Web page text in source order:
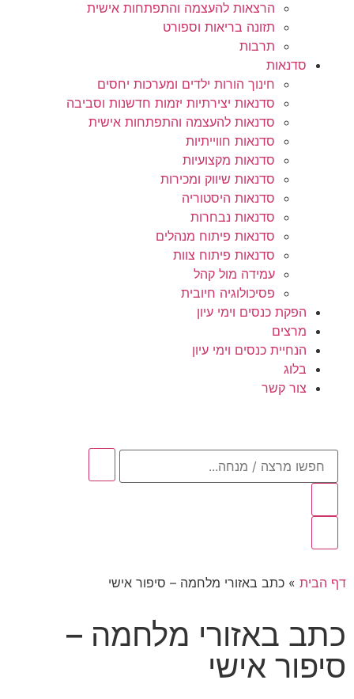
הרצאות להעצמה והתפתחות אישית
תזונה בריאות וספורט
תרבות
סדנאות
חינוך הורות ילדים ומערכות יחסים
סדנאות יצירתיות יזמות חדשנות וסביבה
סדנאות להעצמה והתפתחות אישית
סדנאות חווייתיות
סדנאות מקצועיות
סדנאות שיווק ומכירות
סדנאות היסטוריה
סדנאות נבחרות
סדנאות פיתוח מנהלים
סדנאות פיתוח צוות
עמידה מול קהל
פסיכולוגיה חיובית
הפקת כנסים וימי עיון
מרצים
הנחיית כנסים וימי עיון
בלוג
צור קשר
דף הבית » כתב באזורי מלחמה – סיפור אישי
כתב באזורי מלחמה –
סיפור אישי